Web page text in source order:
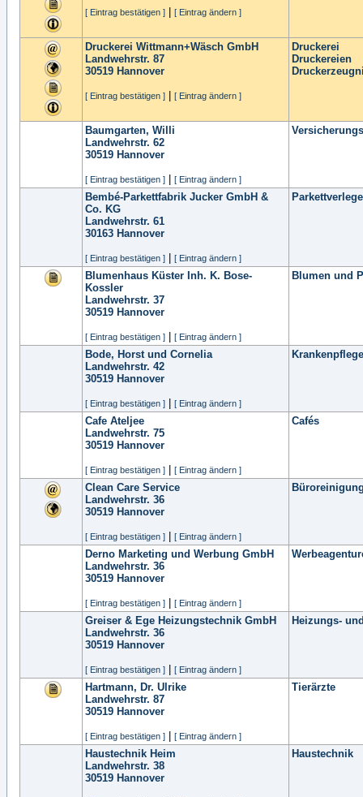
[ Eintrag bestätigen ] [ Eintrag ändern ]
Druckerei Wittmann+Wäsch GmbH
Landwehrstr. 87
30519 Hannover
[ Eintrag bestätigen ] [ Eintrag ändern ]
Druckerei
Druckereien
Baumgarten, Willi
Landwehrstr. 62
30519 Hannover
[ Eintrag bestätigen ] [ Eintrag ändern ]
Bembé-Parkettfabrik Jucker GmbH &
Co. KG
Landwehrstr. 61
30163 Hannover
[ Eintrag bestätigen ] [ Eintrag ändern ]
Blumenhaus Küster Inh. K. Bose-
Kossler
Landwehrstr. 37
30519 Hannover
[ Eintrag bestätigen ] [ Eintrag ändern ]
Blumen und
Bode, Horst und Cornelia
Landwehrstr. 42
30519 Hannover
[ Eintrag bestätigen ] [ Eintrag ändern ]
Krankenpflege
Cafe Ateljee
Landwehrstr. 75
30519 Hannover
[ Eintrag bestätigen ] [ Eintrag ändern ]
Cafés
Clean Care Service
Landwehrstr. 36
30519 Hannover
[ Eintrag bestätigen ] [ Eintrag ändern ]
Derno Marketing und Werbung GmbH
Landwehrstr. 36
30519 Hannover
[ Eintrag bestätigen ] [ Eintrag ändern ]
Greiser & Ege Heizungstechnik GmbH
Landwehrstr. 36
30519 Hannover
[ Eintrag bestätigen ] [ Eintrag ändern ]
Heizungs-
Hartmann, Dr. Ulrike
Landwehrstr. 87
30519 Hannover
[ Eintrag bestätigen ] [ Eintrag ändern ]
Tierärzte
Haustechnik Heim
Landwehrstr. 38
30519 Hannover
Haustechnik